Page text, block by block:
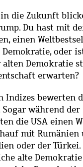
die Zukunft
Du hast mit
einen
oder
alten Demokratie
erwarten?
bewerten
während
die USA einen
mit
oder der
alte